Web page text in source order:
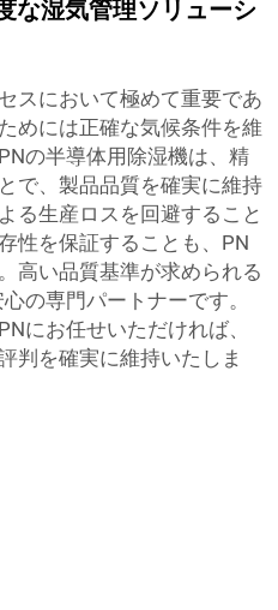
な湿気管理ソリューシ
スにおいて極めて重要であ
めには正確な気候条件を維
の半導体用除湿機は、精
で、製品品質を確実に維持
る生産ロスを回避すること
性を保証することも、PN
高い品質基準が求められる
の専門パートナーです。
にお任せいただければ、
判を確実に維持いたしま